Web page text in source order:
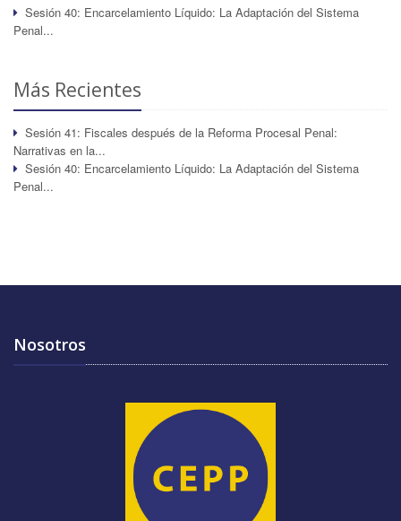
Sesión 40: Encarcelamiento Líquido: La Adaptación del Sistema
Penal...
Más Recientes
Sesión 41: Fiscales después de la Reforma Procesal Penal:
Narrativas en la...
Sesión 40: Encarcelamiento Líquido: La Adaptación del Sistema
Penal...
Nosotros